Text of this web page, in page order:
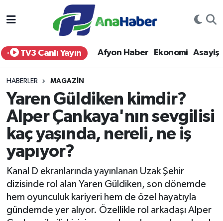
TV3 Canlı Yayın Afyon Haber Ekonomi Asayiş
HABERLER MAGAZIN
Yaren Güldiken kimdir?
Alper Çankaya'nın sevgilisi
kaç yaşında, nereli, ne iş
yapıyor?
Kanal D ekranlarında yayınlanan Uzak Şehir
dizisinde rol alan Yaren Güldiken, son dönemde
hem oyunculuk kariyeri hem de özel hayatıyla
gündemde yer alıyor. Özellikle rol arkadaşı Alper
Yurt Haber
Afyon Haber
Siyaset
Spor
Sağlık
Teknoloji
Afyonkarahisar Nöbetçi Eczaneler
Afyonkarahisar Hava Durumu
Afyonkarahisar Trafik Yoğunluk Haritası
Süper Lig Puan Durumu ve Fikstür
Son Dakika Haberleri
Haber Arşivi